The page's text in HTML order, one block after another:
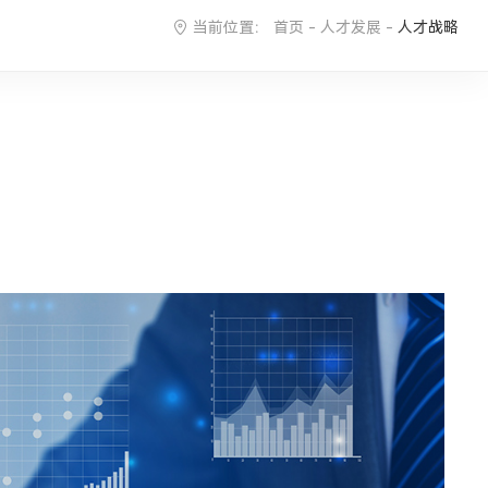
当前位置： 首页 - 人才发展 - 人才战略